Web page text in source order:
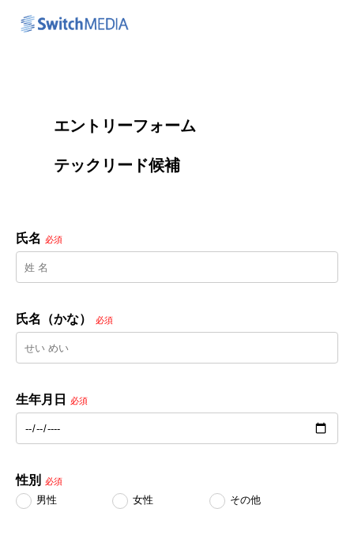
        エントリーフォーム
氏名 必須
氏名（かな） 必須
生年月日 必須
性別 必須
男性 女性 その他